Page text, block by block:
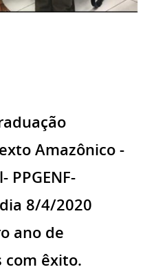
Amazônico -
PPGENF-
8/4/2020
ano de
com êxito.